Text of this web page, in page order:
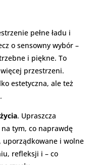
pełne ładu i
o sensowny wybór –
i piękne. To
przestrzeni.
estetyczna, ale też
. Upraszcza
tym, co naprawdę
uporządkowane i wolne
refleksji i – co